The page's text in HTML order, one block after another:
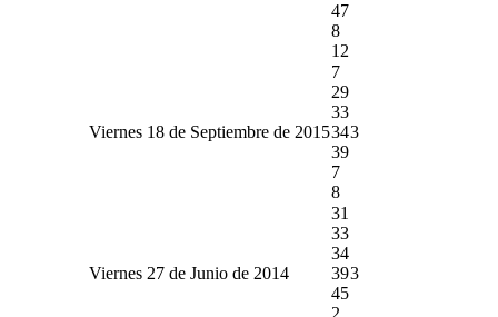
47
8
12
Viernes 18 de Septiembre de 2015
7
29
33
34
39
7
8
3
Viernes 27 de Junio de 2014
31
33
34
39
45
2
3